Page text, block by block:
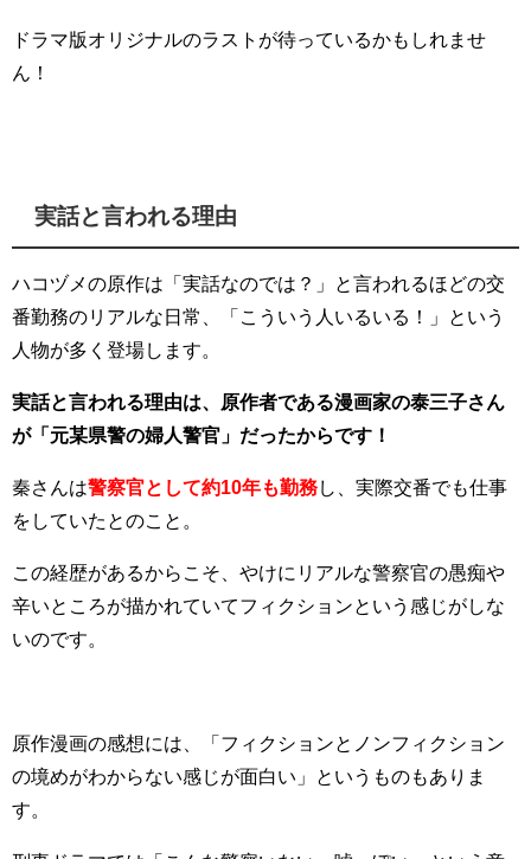
ドラマ版オリジナルのラストが待っているかもしれませ
ん！
実話と言われる理由
ハコヅメの原作は「実話なのでは？」と言われるほどの交
番勤務のリアルな日常、「こういう人いるいる！」という
人物が多く登場します。
実話と言われる理由は、原作者である漫画家の泰三子さん
が「元某県警の婦人警官」だったからです！
秦さんは警察官として約10年も勤務し、実際交番でも仕事
をしていたとのこと。
この経歴があるからこそ、やけにリアルな警察官の愚痴や
辛いところが描かれていてフィクションという感じがしな
いのです。
原作漫画の感想には、「フィクションとノンフィクション
の境めがわからない感じが面白い」というものもありま
す。